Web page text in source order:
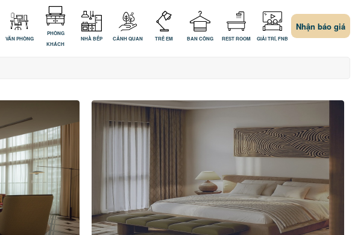
VĂN PHÒNG
PHÒNG
KHÁCH
NHÀ BẾP CẢNH QUAN TRẺ EM BAN CÔNG REST ROOM GIẢI TRÍ, FNB
Nhận báo giá